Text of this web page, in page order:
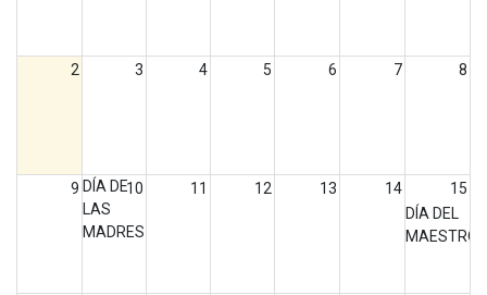
2 3 4 5 6 7 8
DÍA DE
LAS
MADRES
9 10 11 12 13 14
15
DÍA DEL
MAESTRO